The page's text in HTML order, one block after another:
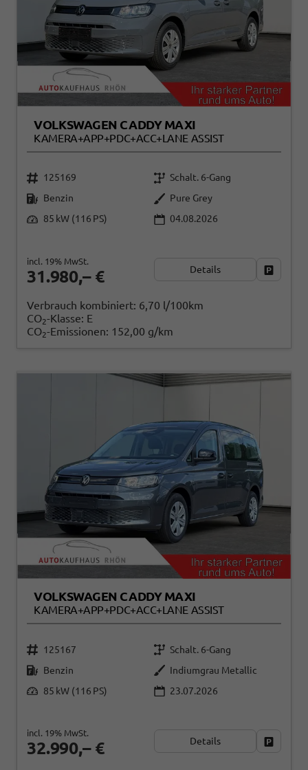
VOLKSWAGEN CADDY MAXI
KAMERA+APP+PDC+ACC+LANE ASSIST
125169
Schalt. 6-Gang
Benzin
Pure Grey
85 kW (116 PS)
04.08.2026
31.980,– €
incl. 19% MwSt.
Details
Verbrauch kombiniert: 6,70 l/100km
CO2-Klasse: E
CO2-Emissionen: 152,00 g/km
VOLKSWAGEN CADDY MAXI
KAMERA+APP+PDC+ACC+LANE ASSIST
125167
Schalt. 6-Gang
Benzin
Indiumgrau Metallic
85 kW (116 PS)
23.07.2026
32.990,– €
incl. 19% MwSt.
Details